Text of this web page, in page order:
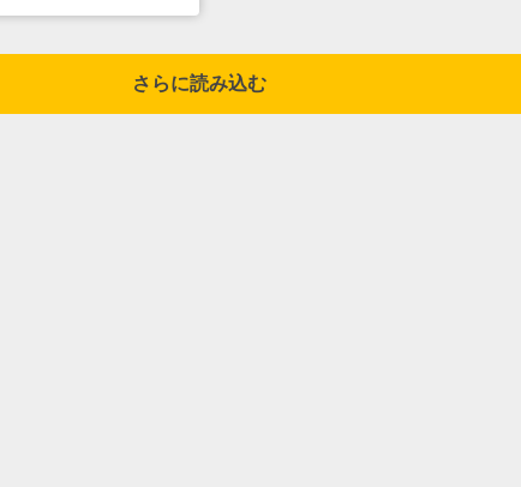
さらに読み込む